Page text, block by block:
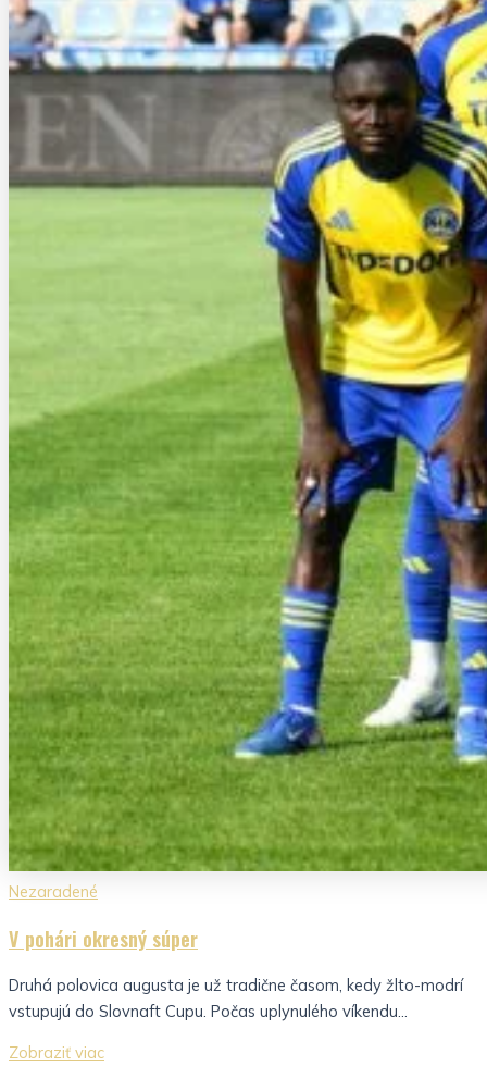
Nezaradené
V pohári okresný súper
Druhá polovica augusta je už tradične časom, kedy žlto-modrí
vstupujú do Slovnaft Cupu. Počas uplynulého víkendu...
Zobraziť viac